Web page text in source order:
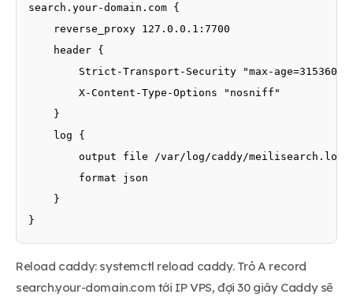
search.your-domain.com {
    reverse_proxy 127.0.0.1:7700
    header {
Strict-Transport-Security "max-
        X-Content-Type-Options "nosniff"
    }
    log {
        output file /var/log/caddy/meilisearch.log
        format json
    }
}
Reload caddy: systemctl reload caddy. Trỏ A record
search.your-domain.com tới IP VPS, đợi 30 giây Caddy sẽ